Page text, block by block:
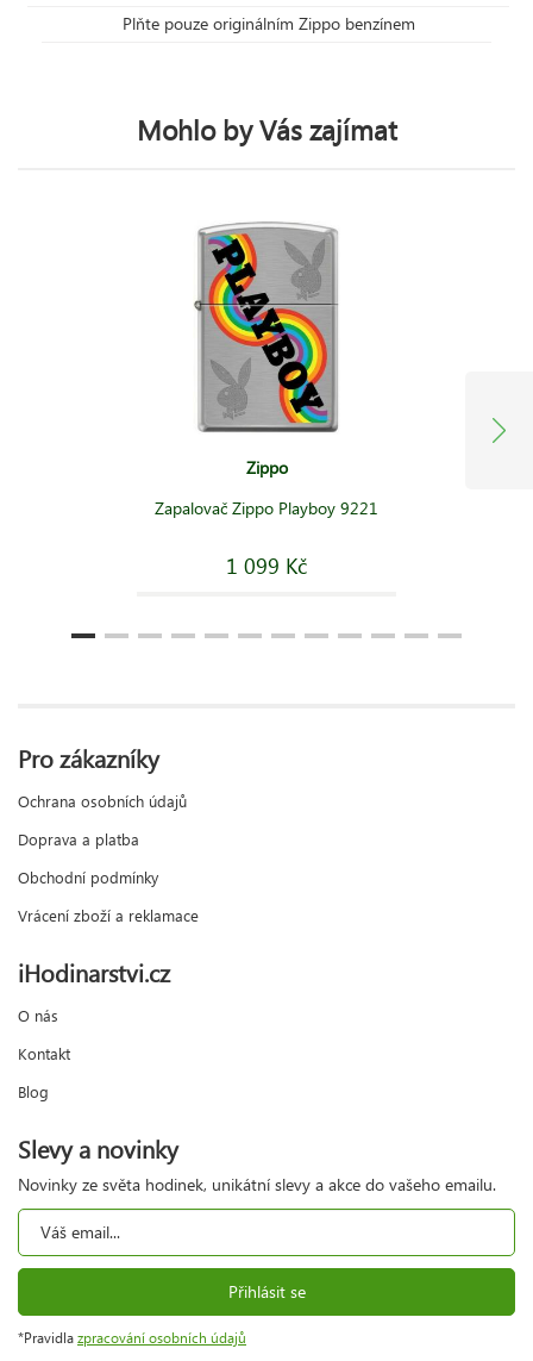
Plňte pouze originálním Zippo benzínem
Mohlo by Vás zajímat
Zippo
Zapalovač Zippo Playboy 9221
1 099 Kč
Pro zákazníky
Ochrana osobních údajů
Doprava a platba
Obchodní podmínky
Vrácení zboží a reklamace
iHodinarstvi.cz
O nás
Kontakt
Blog
Slevy a novinky
Novinky ze světa hodinek, unikátní slevy a akce do vašeho emailu.
Přihlásit se
*Pravidla zpracování osobních údajů